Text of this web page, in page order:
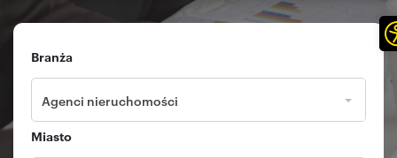
Branża
Agenci nieruchomości
Miasto